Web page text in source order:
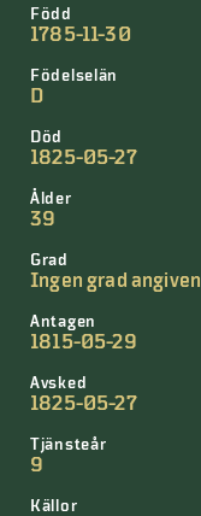
Född
1785-11-30
Födelselän
D
Död
1825-05-27
Ålder
39
Grad
Ingen grad angiven
Antagen
1815-05-29
Avsked
1825-05-27
Tjänsteår
9
Källor